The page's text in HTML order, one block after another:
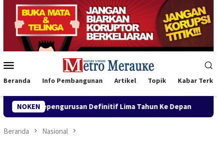
Loncat
konten
Mobile
Beranda Info Pembangunan Artikel Topik Kabar
NOKEN
Kepengurusan Definitif Lima Tahun Ke Depan Buka
Beranda Nasional